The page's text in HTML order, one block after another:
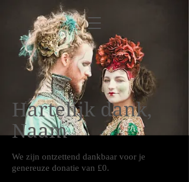
Hartelijk dank,
Naam
We zijn ontzettend dankbaar voor je
genereuze donatie van £0.